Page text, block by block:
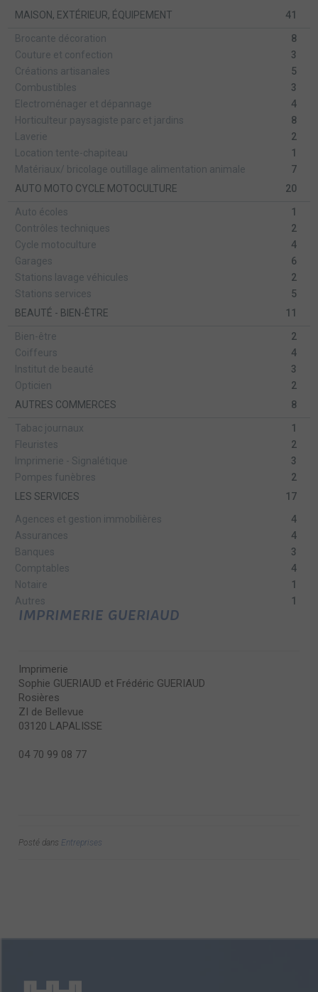
MAISON, EXTÉRIEUR, ÉQUIPEMENT
41
Brocante décoration
8
Couture et confection
3
Créations artisanales
5
Combustibles
3
Electroménager et dépannage
4
Horticulteur paysagiste parc et jardins
8
Laverie
2
Location tente-chapiteau
1
Matériaux/ bricolage outillage alimentation animale
7
AUTO MOTO CYCLE MOTOCULTURE
20
Auto écoles
1
Contrôles techniques
2
Cycle motoculture
4
Garages
6
Stations lavage véhicules
2
Stations services
5
BEAUTÉ - BIEN-ÊTRE
11
Bien-être
2
Coiffeurs
4
Institut de beauté
3
Opticien
2
AUTRES COMMERCES
8
Tabac journaux
1
Fleuristes
2
Imprimerie - Signalétique
3
Pompes funèbres
2
LES SERVICES
17
Agences et gestion immobilières
4
Assurances
4
Banques
3
Comptables
4
Notaire
1
Autres
1
IMPRIMERIE GUERIAUD
Imprimerie
Sophie GUERIAUD et Frédéric GUERIAUD
Rosières
ZI de Bellevue
03120 LAPALISSE
04 70 99 08 77
Posté dans Entreprises